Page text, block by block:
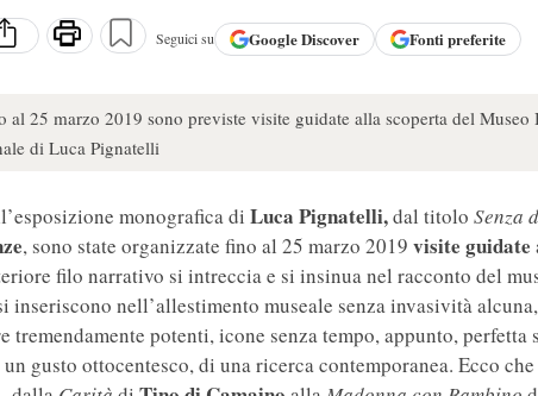
Seguici su GoogleDiscover Fonti preferite
al 25 marzo 2019 sono previste visite guidate alla scoperta del
di Luca Pignatelli
monografica di Luca Pignatelli,dal titolo Senza
, sono state organizzate fino al 25 marzo 2019 visite guidate
filo narrativo si intreccia e si insinua nel racconto del
inseriscono nell’allestimento museale senza invasività
tremendamente potenti, icone senza tempo, appunto, perfetta
gusto ottocentesco, di una ricerca contemporanea. Ecco